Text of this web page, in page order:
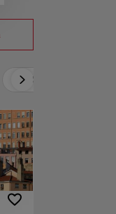
Relax